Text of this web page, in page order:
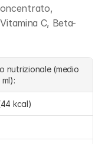
C, Beta-
nutrizionale (medio
kcal)